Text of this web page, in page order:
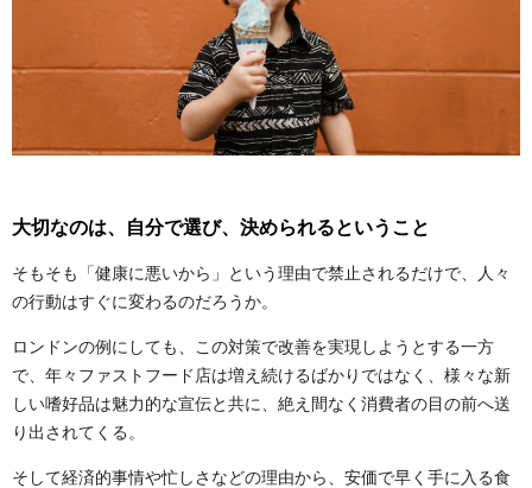
大切なのは、自分で選び、決められるということ
そもそも「健康に悪いから」という理由で禁止されるだけで、人々
の行動はすぐに変わるのだろうか。
ロンドンの例にしても、この対策で改善を実現しようとする一方
で、年々ファストフード店は増え続けるばかりではなく、様々な新
しい嗜好品は魅力的な宣伝と共に、絶え間なく消費者の目の前へ送
り出されてくる。
そして経済的事情や忙しさなどの理由から、安価で早く手に入る食